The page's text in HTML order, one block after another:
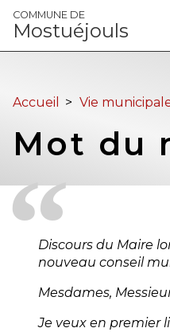
Panneau de gestion des
COMMUNE DE
Mostuéjouls
Accueil > Vie
Mot du
Discours du Maire
nouveau conseil
Mesdames,
Je veux en premier